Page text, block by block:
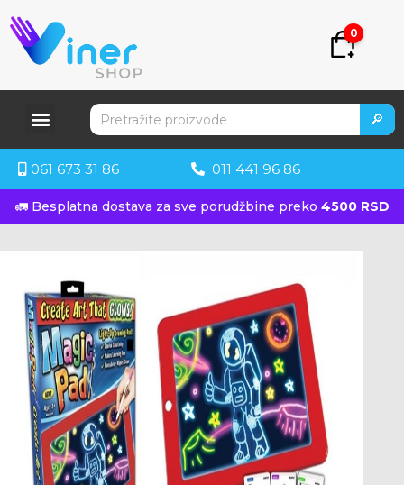
0
🔎
061 673 31 86 011 441 96 86
🚛 Besplatna dostava za sve porudžbine preko 4500 RSD
KUPITE ODMAH